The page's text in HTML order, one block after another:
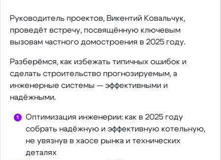
Руководитель проектов, Викентий Ковальчук,
проведёт встречу, посвящённую ключевым
вызовам частного домостроения в 2025 году.
Разберёмся, как избежать типичных ошибок и
сделать строительство прогнозируемым, а
инженерные системы — эффективными и
надёжными.
Оптимизация инженерии: как в 2025 году
собрать надёжную и эффективную котельную,
не увязнув в хаосе рынка и технических
деталях